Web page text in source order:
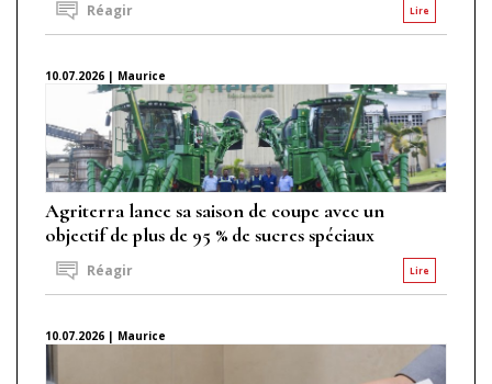
Lire
Réagir
10.07.2026 | Maurice
Agriterra lance sa saison de coupe avec un
objectif de plus de 95 % de sucres spéciaux
Lire
Réagir
10.07.2026 | Maurice